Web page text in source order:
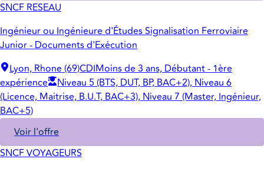
SNCF RESEAU
Ingénieur ou Ingénieure d'Études Signalisation Ferroviaire
Junior - Documents d'Exécution
Lyon, Rhone (69)CDIMoins de 3 ans, Débutant - 1ère
expérience
Niveau 5 (BTS, DUT, BP, BAC+2), Niveau 6
(Licence, Maitrise, B.U.T, BAC+3), Niveau 7 (Master, Ingénieur,
BAC+5)
Voir l'offre
SNCF VOYAGEURS